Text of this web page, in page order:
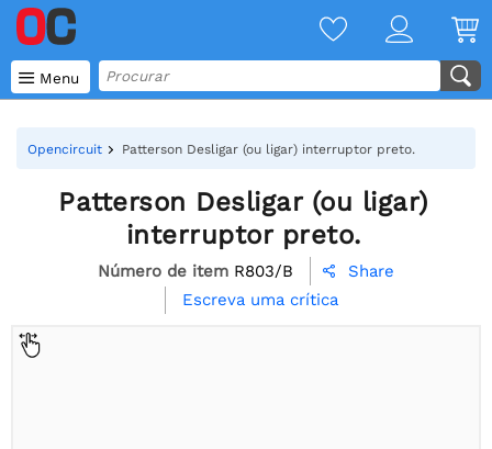
 Menu
Opencircuit Patterson Desligar (ou ligar) interruptor preto.
Patterson Desligar (ou ligar)
interruptor preto.
Número de item R803/B 
Share
Escreva uma crítica